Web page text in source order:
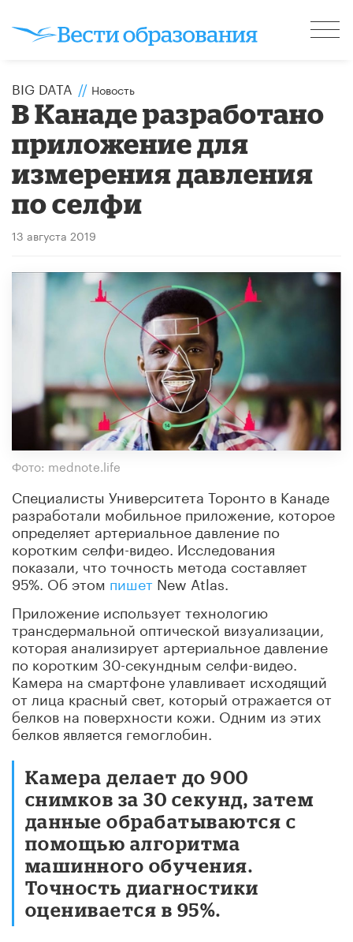
BIG DATA // Новость
В Канаде разработано
приложение для
измерения давления
по селфи
13 августа 2019
Фото: mednote.life
Специалисты Университета Торонто в Канаде
разработали мобильное приложение, которое
определяет артериальное давление по
коротким селфи-видео. Исследования
показали, что точность метода составляет
95%. Об этом пишет New Atlas.
Приложение использует технологию
трансдермальной оптической визуализации,
которая анализирует артериальное давление
по коротким 30-секундным селфи-видео.
Камера на смартфоне улавливает исходящий
от лица красный свет, который отражается от
белков на поверхности кожи. Одним из этих
белков является гемоглобин.
Камера делает до 900
снимков за 30 секунд, затем
данные обрабатываются с
помощью алгоритма
машинного обучения.
Точность диагностики
оценивается в 95%.